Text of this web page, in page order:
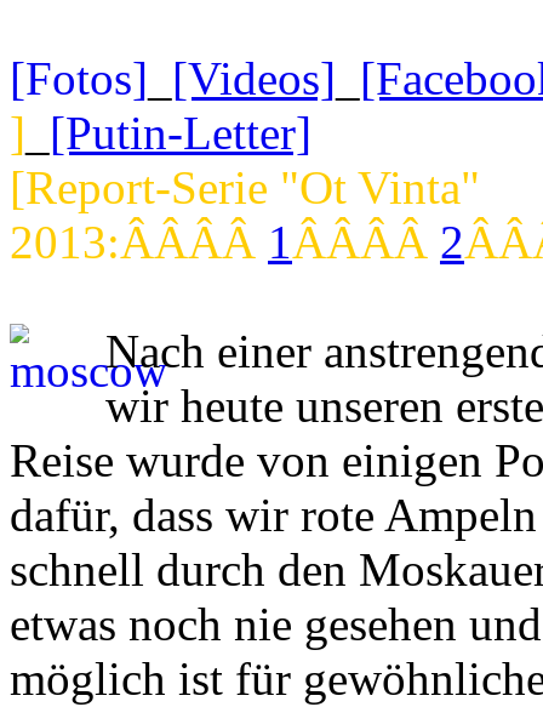
[Fotos] [Videos]
] [Putin-Letter]
[Report-Serie "Ot Vinta"
2013:ÂÂÂÂ 1ÂÂÂÂ 2
Nach einer
wir heute unseren
Reise wurde von einigen
dafür, dass wir rote
schnell durch den
etwas noch nie gesehen
möglich ist für